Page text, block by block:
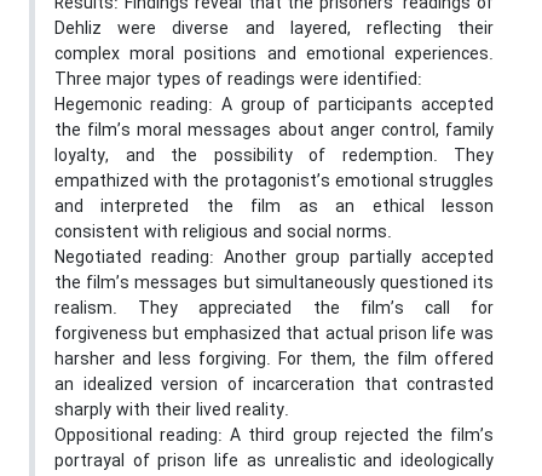
Dehliz were diverse and layered, reflecting their
complex moral positions and emotional experiences.
Three major types of readings were identified:
Hegemonic reading: A group of participants accepted
the film’s moral messages about anger control, family
loyalty, and the possibility of redemption. They
empathized with the protagonist’s emotional struggles
and interpreted the film as an ethical lesson
consistent with religious and social norms.
Negotiated reading: Another group partially accepted
the film’s messages but simultaneously questioned its
realism. They appreciated the film’s call for
forgiveness but emphasized that actual prison life was
harsher and less forgiving. For them, the film offered
an idealized version of incarceration that contrasted
sharply with their lived reality.
Oppositional reading: A third group rejected the film’s
portrayal of prison life as unrealistic and ideologically